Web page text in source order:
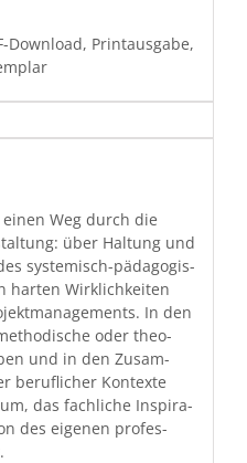
Download, Printausgabe,
Weg durch die
über Hal­tung und
sys­temisch-päd­a­gogis­
harten Wirk­lichkeit­en
In den
oder the­o­
und in den Zusam­
beru­flich­er Kon­texte
das fach­liche Inspi­ra­
des eige­nen pro­fes­